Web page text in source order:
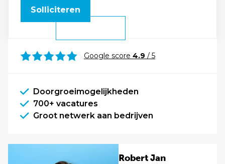
Solliciteren
Google score 4.9 / 5
Doorgroeimogelijkheden
700+ vacatures
Groot netwerk aan bedrijven
Robert Jan